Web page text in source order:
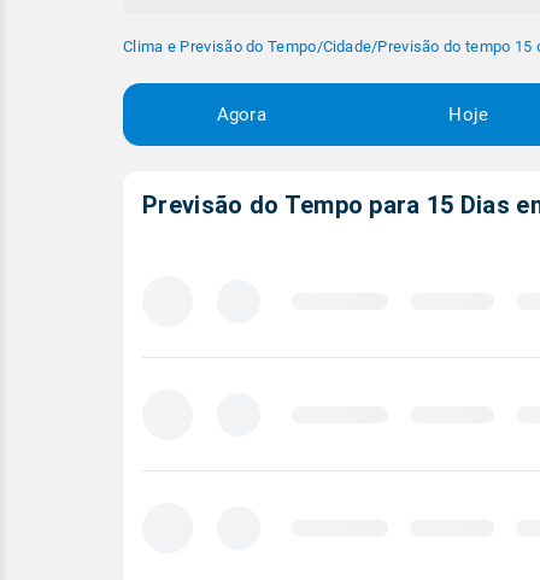
Clima e Previsão do Tempo/Cidade/Previsão do tempo 15
Agora Hoje
Previsão do Tempo para 15 Dias
dias